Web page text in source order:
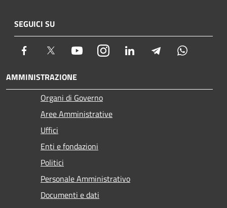
SEGUICI SU
Facebook Twitter YoutubeInstagram LinkedIn Telegram
AMMINISTRAZIONE
Organi di Governo
Aree Amministrative
Uffici
Enti e fondazioni
Politici
Personale Amministrativo
Documenti e dati